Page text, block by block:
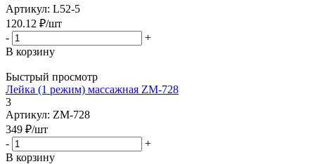
Артикул: L52-5
120.12 ₽/шт
-
+
В корзину
Быстрый просмотр
Лейка (1 режим) массажная ZM-728
3
Артикул: ZM-728
349 ₽/шт
-
+
В корзину